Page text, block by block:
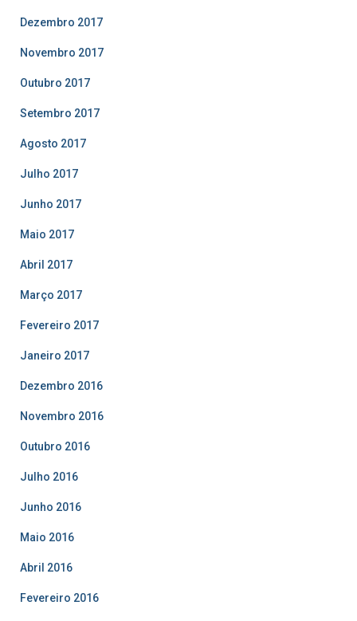
Dezembro 2017
Novembro 2017
Outubro 2017
Setembro 2017
Agosto 2017
Julho 2017
Junho 2017
Maio 2017
Abril 2017
Março 2017
Fevereiro 2017
Janeiro 2017
Dezembro 2016
Novembro 2016
Outubro 2016
Julho 2016
Junho 2016
Maio 2016
Abril 2016
Fevereiro 2016